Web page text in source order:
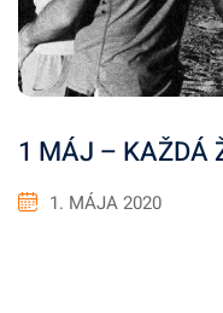
1 MÁJ – KAŽDÁ
1. MÁJA 2020